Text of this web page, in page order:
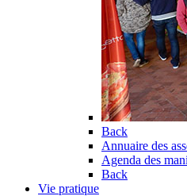
Back
Annuaire des
Agenda des
Back
Vie pratique